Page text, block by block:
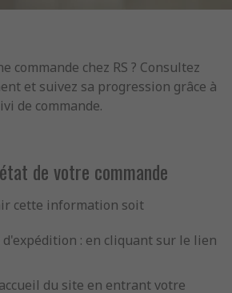
commande chez RS ? Consultez
et suivez sa progression grâce à
de commande.
de votre commande
cette information soit
: en cliquant sur le lien
du site en entrant votre